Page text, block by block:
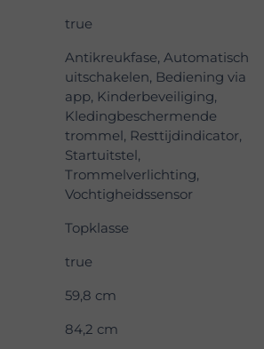
true
Antikreukfase, Automatisch
uitschakelen, Bediening via
app, Kinderbeveiliging,
Kledingbeschermende
trommel, Resttijdindicator,
Startuitstel,
Trommelverlichting,
Vochtigheidssensor
Topklasse
true
59,8 cm
84,2 cm